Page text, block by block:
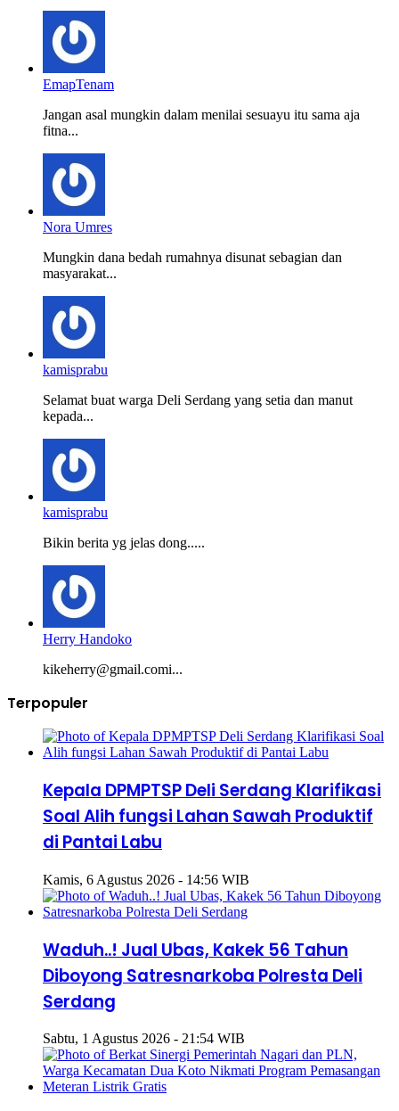
EmapTenam
Jangan asal mungkin dalam menilai sesuayu itu sama aja
fitna...
Nora Umres
Mungkin dana bedah rumahnya disunat sebagian dan
masyarakat...
kamisprabu
Selamat buat warga Deli Serdang yang setia dan manut
kepada...
kamisprabu
Bikin berita yg jelas dong.....
Herry Handoko
kikeherry@gmail.comi...
Terpopuler
Kepala DPMPTSP Deli Serdang Klarifikasi
Soal Alih fungsi Lahan Sawah Produktif
di Pantai Labu
Kamis, 6 Agustus 2026 - 14:56 WIB
Waduh..! Jual Ubas, Kakek 56 Tahun
Diboyong Satresnarkoba Polresta Deli
Serdang
Sabtu, 1 Agustus 2026 - 21:54 WIB